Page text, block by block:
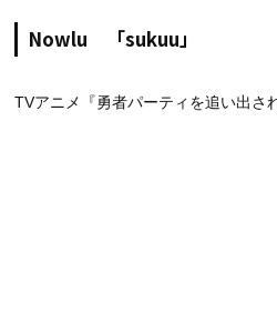
Nowlu 「sukuu」
TVアニメ『勇者パーティを追い出さ